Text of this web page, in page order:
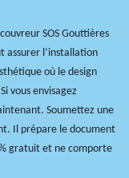
SOS Gouttières
assurer l’installation
où le design
vous envisagez
Soumettez une
Il prépare le document
gratuit et ne comporte